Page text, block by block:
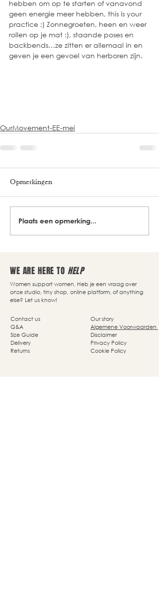
hebben om op te starten of vanavond
geen energie meer hebben, this is your
practice :) Zonnegroeten, heen en weer
rollen op je mat :), staande poses en
backbends…ze zitten er allemaal in en
geven je een gevoel van herboren zijn.
OurMovement-EE-mei
Opmerkingen
Plaats een opmerking...
WE ARE HERE TO HELP
Women support women. Heb je een vraag over
onze studio, tiny shop, online platform, of anything
else? Let us know!
Our story
Algemene Voorwaarden
Disclaimer
Privacy Policy
Cookie Policy
Contact us
Q&A
Size Guide
Delivery
Returns